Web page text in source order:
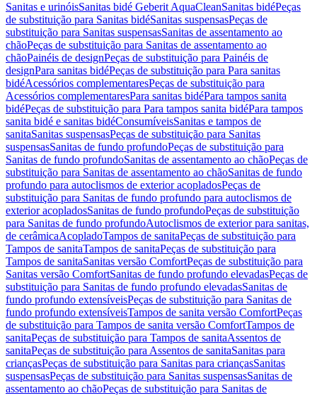
Sanitas e urinóisSanitas bidé Geberit AquaCleanSanitas bidéPeças
de substituição para Sanitas bidéSanitas suspensasPeças de
substituição para Sanitas suspensasSanitas de assentamento ao
chãoPeças de substituição para Sanitas de assentamento ao
chãoPainéis de designPeças de substituição para Painéis de
designPara sanitas bidéPeças de substituição para Para sanitas
bidéAcessórios complementaresPeças de substituição para
Acessórios complementaresPara sanitas bidéPara tampos sanita
bidéPeças de substituição para Para tampos sanita bidéPara tampos
sanita bidé e sanitas bidéConsumíveisSanitas e tampos de
sanitaSanitas suspensasPeças de substituição para Sanitas
suspensasSanitas de fundo profundoPeças de substituição para
Sanitas de fundo profundoSanitas de assentamento ao chãoPeças de
substituição para Sanitas de assentamento ao chãoSanitas de fundo
profundo para autoclismos de exterior acopladosPeças de
substituição para Sanitas de fundo profundo para autoclismos de
exterior acopladosSanitas de fundo profundoPeças de substituição
para Sanitas de fundo profundoAutoclismos de exterior para sanitas,
de cerâmicaAcopladoTampos de sanitaPeças de substituição para
Tampos de sanitaTampos de sanitaPeças de substituição para
Tampos de sanitaSanitas versão ComfortPeças de substituição para
Sanitas versão ComfortSanitas de fundo profundo elevadasPeças de
substituição para Sanitas de fundo profundo elevadasSanitas de
fundo profundo extensíveisPeças de substituição para Sanitas de
fundo profundo extensíveisTampos de sanita versão ComfortPeças
de substituição para Tampos de sanita versão ComfortTampos de
sanitaPeças de substituição para Tampos de sanitaAssentos de
sanitaPeças de substituição para Assentos de sanitaSanitas para
criançasPeças de substituição para Sanitas para criançasSanitas
suspensasPeças de substituição para Sanitas suspensasSanitas de
assentamento ao chãoPeças de substituição para Sanitas de